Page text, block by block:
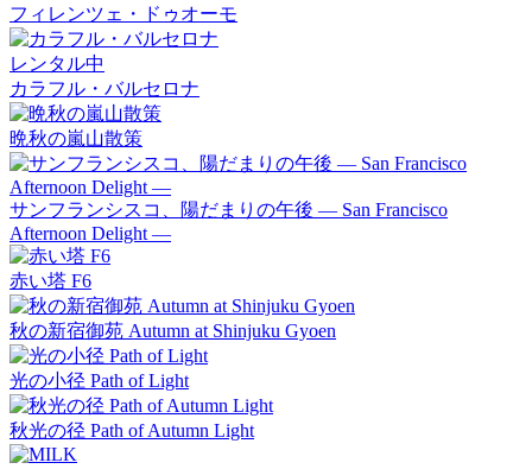
フィレンツェ・ドゥオーモ
レンタル中
カラフル・バルセロナ
晩秋の嵐山散策
サンフランシスコ、陽だまりの午後 — San Francisco
Afternoon Delight —
赤い塔 F6
秋の新宿御苑 Autumn at Shinjuku Gyoen
光の小径 Path of Light
秋光の径 Path of Autumn Light